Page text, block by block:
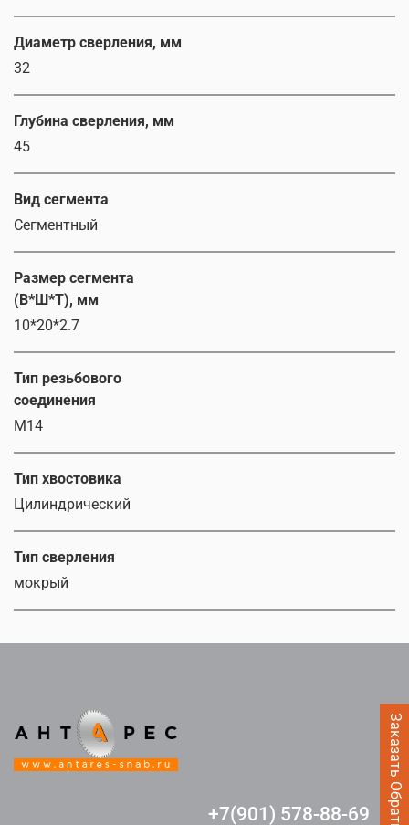
Диаметр сверления, мм
32
Глубина сверления, мм
45
Вид сегмента
Сегментный
Размер сегмента
(В*Ш*Т), мм
10*20*2.7
Тип резьбового
соединения
M14
Тип хвостовика
Цилиндрический
Тип сверления
мокрый
+7(901) 578-88-69